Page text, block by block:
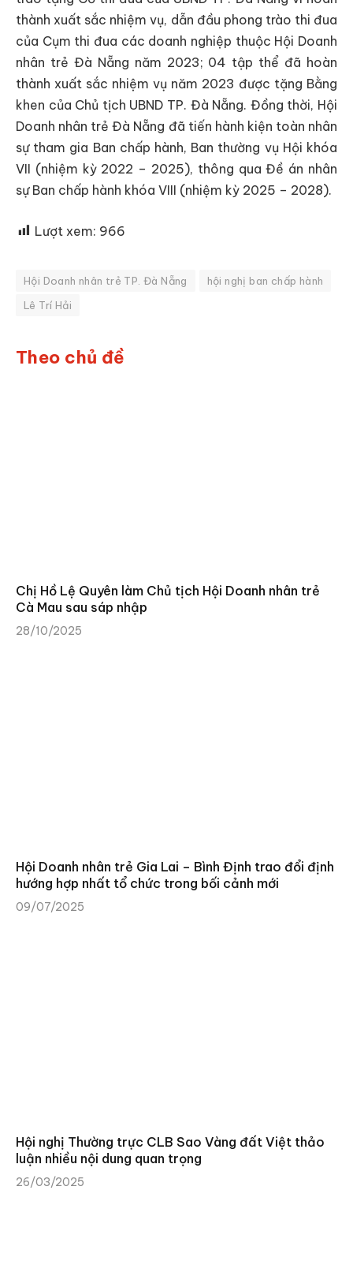
thành xuất sắc nhiệm vụ, dẫn đầu phong trào thi đua
của Cụm thi đua các doanh nghiệp thuộc Hội Doanh
nhân trẻ Đà Nẵng năm 2023; 04 tập thể đã hoàn
thành xuất sắc nhiệm vụ năm 2023 được tặng Bằng
khen của Chủ tịch UBND TP. Đà Nẵng. Đồng thời, Hội
Doanh nhân trẻ Đà Nẵng đã tiến hành kiện toàn nhân
sự tham gia Ban chấp hành, Ban thường vụ Hội khóa
VII (nhiệm kỳ 2022 – 2025), thông qua Đề án nhân
sự Ban chấp hành khóa VIII (nhiệm kỳ 2025 – 2028).
Lượt xem: 966
Hội Doanh nhân trẻ TP. Đà Nẵng
hội nghị ban chấp hành
Lê Trí Hải
Theo chủ đề
Chị Hồ Lệ Quyên làm Chủ tịch Hội Doanh nhân trẻ
Cà Mau sau sáp nhập
28/10/2025
Hội Doanh nhân trẻ Gia Lai – Bình Định trao đổi định
hướng hợp nhất tổ chức trong bối cảnh mới
09/07/2025
Hội nghị Thường trực CLB Sao Vàng đất Việt thảo
luận nhiều nội dung quan trọng
26/03/2025